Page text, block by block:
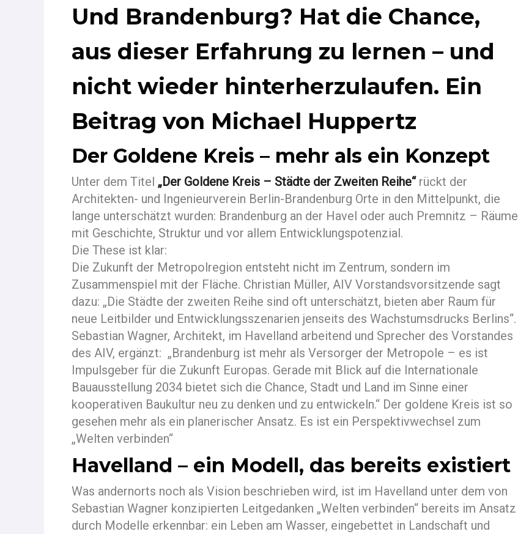
Und Brandenburg? Hat die Chance,
aus dieser Erfahrung zu lernen – und
nicht wieder hinterherzulaufen. Ein
Beitrag von Michael Huppertz
Der Goldene Kreis – mehr als ein Konzept
Unter dem Titel „Der Goldene Kreis – Städte der Zweiten Reihe“rückt der
Architekten- und Ingenieurverein Berlin-Brandenburg Orte in den Mittelpunkt, die
lange unterschätzt wurden: Brandenburg an der Havel oder auch Premnitz – Räume
mit Geschichte, Struktur und vor allem Entwicklungspotenzial.
Die These ist klar:
Die Zukunft der Metropolregion entsteht nicht im Zentrum, sondern im
Zusammenspiel mit der Fläche. Christian Müller, AIV Vorstandsvorsitzende sagt
dazu: „Die Städte der zweiten Reihe sind oft unterschätzt, bieten aber Raum für
neue Leitbilder und Entwicklungsszenarien jenseits des Wachstumsdrucks Berlins“.
Sebastian Wagner, Architekt, im Havelland arbeitend und Sprecher des Vorstandes
des AIV, ergänzt: „Brandenburg ist mehr als Versorger der Metropole – es ist
Impulsgeber für die Zukunft Europas. Gerade mit Blick auf die Internationale
Bauausstellung 2034 bietet sich die Chance, Stadt und Land im Sinne einer
kooperativen Baukultur neu zu denken und zu entwickeln.“ Der goldene Kreis ist so
gesehen mehr als ein planerischer Ansatz. Es ist ein Perspektivwechsel zum
„Welten verbinden“
Havelland – ein Modell, das bereits existiert
Was andernorts noch als Vision beschrieben wird, ist im Havelland unter dem von
Sebastian Wagner konzipierten Leitgedanken „Welten verbinden“ bereits im Ansatz
durch Modelle erkennbar: ein Leben am Wasser, eingebettet in Landschaft und